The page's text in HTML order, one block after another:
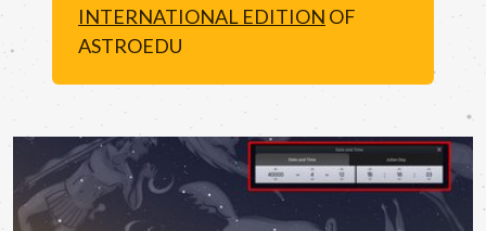
INTERNATIONAL EDITION OF
ASTROEDU